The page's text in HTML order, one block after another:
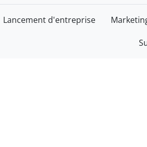
Lancement d'entreprise